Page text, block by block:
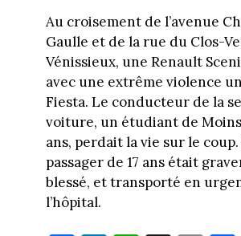
Au croisement de l’avenue
Gaulle et de la rue du Clos-
Vénissieux, une Renault
avec une extrême violence
Fiesta. Le conducteur de la
voiture, un étudiant de Moins
ans, perdait la vie sur le
passager de 17 ans était
blessé, et transporté en
l’hôpital.